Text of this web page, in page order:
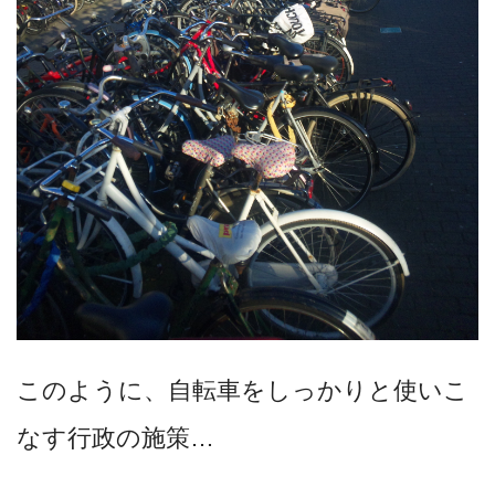
このように、自転車をしっかりと使いこ
なす行政の施策…